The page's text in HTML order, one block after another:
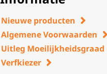
Nieuwe producten
Algemene Voorwaarden
Uitleg Moeilijkheidsgraad
Verfkiezer